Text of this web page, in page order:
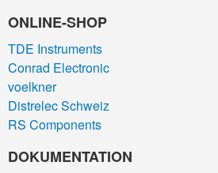
ONLINE-SHOP
TDE Instruments
Conrad Electronic
voelkner
Distrelec Schweiz
RS Components
DOKUMENTATION